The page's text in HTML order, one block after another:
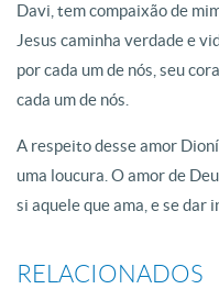
Davi, tem compaixão de
Jesus caminha verdade e
por cada um de nós, seu
cada um de nós.
A respeito desse amor
uma loucura. O amor de
si aquele que ama, e se dar
RELACIONADOS